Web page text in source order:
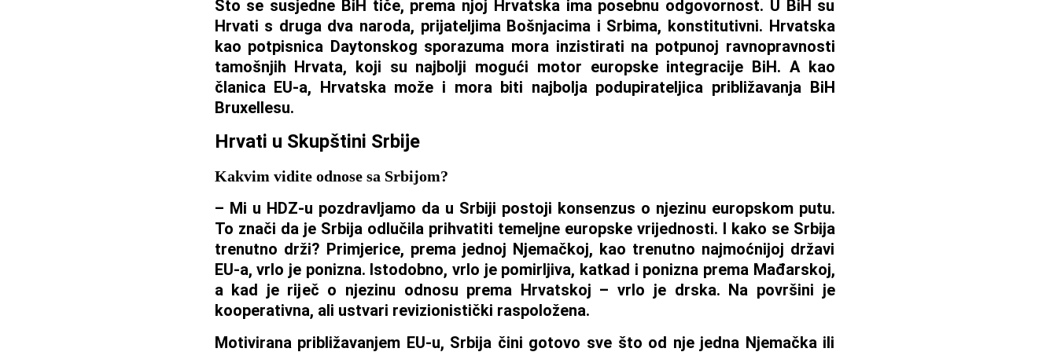
Što se susjedne BiH tiče, prema njoj Hrvatska ima posebnu odgovornost. U BiH su
Hrvati s druga dva naroda, prijateljima Bošnjacima i Srbima, konstitutivni. Hrvatska
kao potpisnica Daytonskog sporazuma mora inzistirati na potpunoj ravnopravnosti
tamošnjih Hrvata, koji su najbolji mogući motor europske integracije BiH. A kao
članica EU-a, Hrvatska može i mora biti najbolja podupirateljica približavanja BiH
Bruxellesu.
Hrvati u Skupštini Srbije
Kakvim vidite odnose sa Srbijom?
– Mi u HDZ-u pozdravljamo da u Srbiji postoji konsenzus o njezinu europskom putu.
To znači da je Srbija odlučila prihvatiti temeljne europske vrijednosti. I kako se Srbija
trenutno drži? Primjerice, prema jednoj Njemačkoj, kao trenutno najmoćnijoj državi
EU-a, vrlo je ponizna. Istodobno, vrlo je pomirljiva, katkad i ponizna prema Mađarskoj,
a kad je riječ o njezinu odnosu prema Hrvatskoj – vrlo je drska. Na površini je
kooperativna, ali ustvari revizionistički raspoložena.
Motivirana približavanjem EU-u, Srbija čini gotovo sve što od nje jedna Njemačka ili